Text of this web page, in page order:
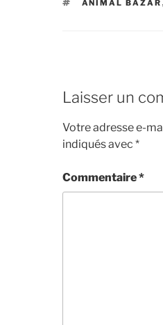
ÉTIQUETTES
ANIMAL BAZAR
Laisser un
Votre adresse e-
indiqués avec *
Commentaire*